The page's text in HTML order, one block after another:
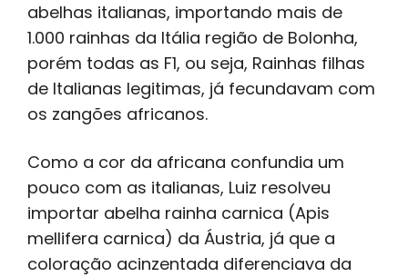
abelhas italianas, importando mais de
1.000 rainhas da Itália região de Bolonha,
porém todas as F1, ou seja, Rainhas filhas
de Italianas legitimas, já fecundavam com
os zangões africanos.
Como a cor da africana confundia um
pouco com as italianas, Luiz resolveu
importar abelha rainha carnica (Apis
mellifera carnica) da Áustria, já que a
coloração acinzentada diferenciava da